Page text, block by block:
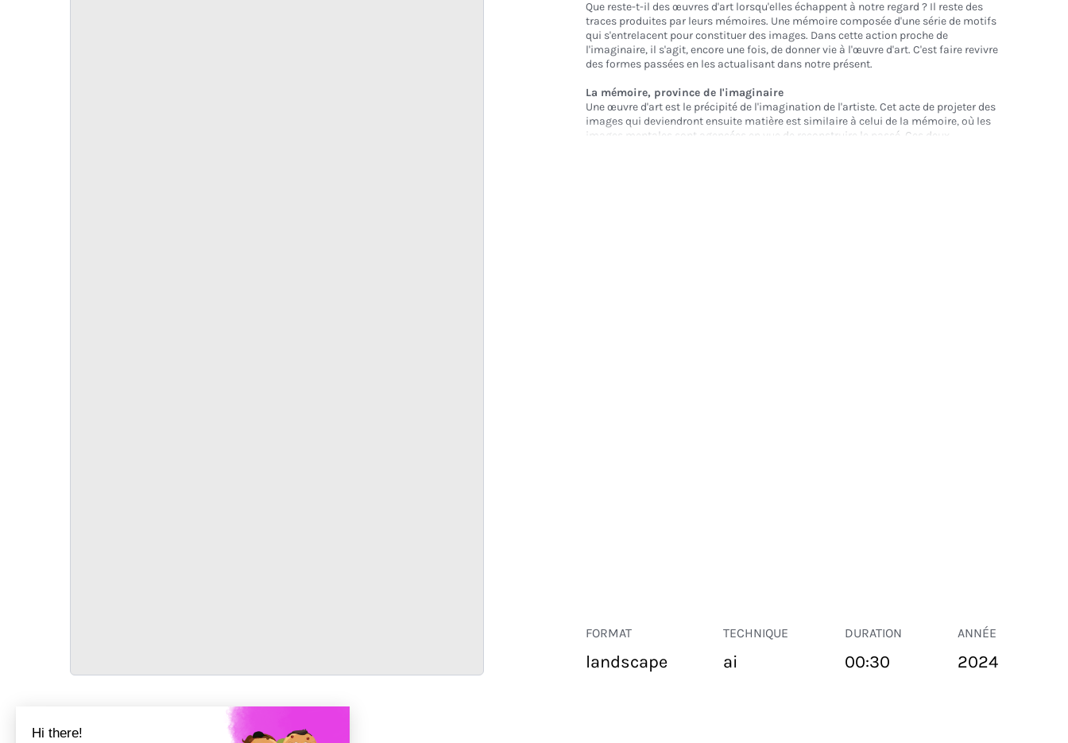
Que reste-t-il des œuvres d'art lorsqu'elles échappent à notre regard ? Il reste des
traces produites par leurs mémoires. Une mémoire composée d'une série de motifs
qui s'entrelacent pour constituer des images. Dans cette action proche de
l'imaginaire, il s'agit, encore une fois, de donner vie à l'œuvre d'art. C'est faire revivre
des formes passées en les actualisant dans notre présent.
La mémoire, province de l'imaginaire
Une œuvre d'art est le précipité de l'imagination de l'artiste. Cet acte de projeter des
images qui deviendront ensuite matière est similaire à celui de la mémoire, où les
images mentales sont agencées en vue de reconstruire le passé. Ces deux
FORMAT
landscape
TECHNIQUE
ai
DURATION
00:30
ANNÉE
2024
TRANSPORT